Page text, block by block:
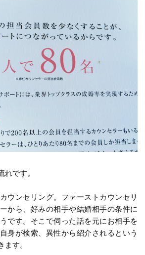
れです。
ウンセリング。ファーストカウンセリ
から、好みの相手や結婚相手の条件に
です。そこで伺った話を元にお相手を
身が検索、異性から紹介されるという
ます。